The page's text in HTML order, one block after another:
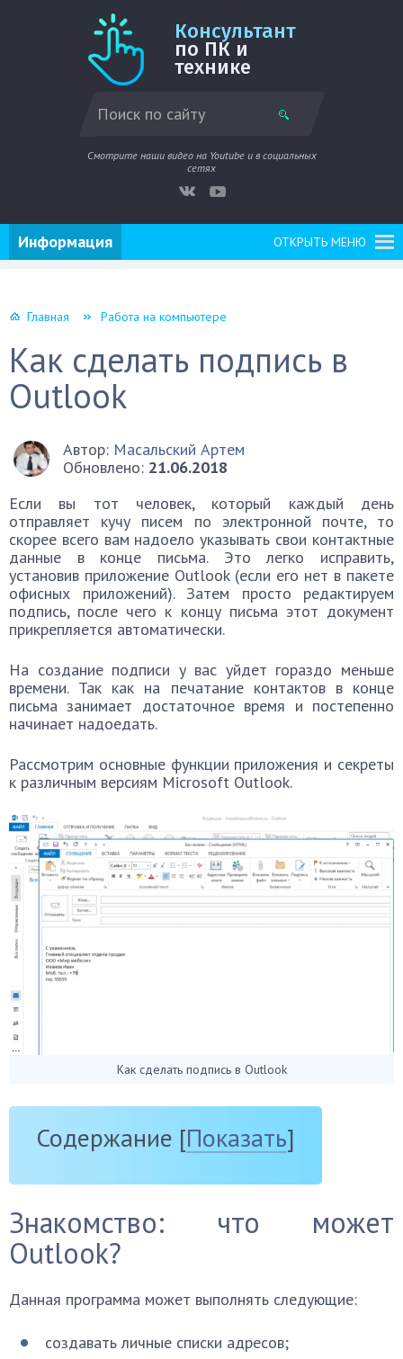
Консультант
по ПК и
технике
Смотрите наши видео на Youtube и в социальных
сетях
ОТКРЫТЬ МЕНЮ
Информация
Главная Работа на компьютере
Как сделать подпись в
Outlook
Автор: Масальский Артем
Обновлено: 21.06.2018
Если вы тот человек, который каждый день
отправляет кучу писем по электронной почте, то
скорее всего вам надоело указывать свои контактные
данные в конце письма. Это легко исправить,
установив приложение Outlook (если его нет в пакете
офисных приложений). Затем просто редактируем
подпись, после чего к концу письма этот документ
прикрепляется автоматически.
На создание подписи у вас уйдет гораздо меньше
времени. Так как на печатание контактов в конце
письма занимает достаточное время и постепенно
начинает надоедать.
Рассмотрим основные функции приложения и секреты
к различным версиям Microsoft Outlook.
Как сделать подпись в Outlook
Содержание [Показать]
Знакомство: что может
Outlook?
Данная программа может выполнять следующие:
создавать личные списки адресов;